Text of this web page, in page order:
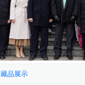
藏品展示